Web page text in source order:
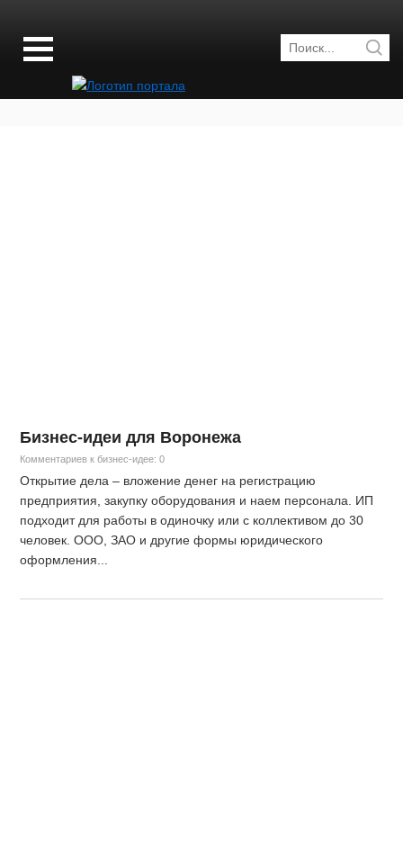
Бизнес-идеи для Воронежа
Комментариев к бизнес-идее: 0
Открытие дела – вложение денег на регистрацию
предприятия, закупку оборудования и наем персонала. ИП
подходит для работы в одиночку или с коллективом до 30
человек. ООО, ЗАО и другие формы юридического
оформления...